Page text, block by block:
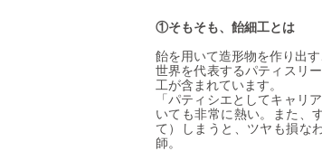
①そもそも、飴細工とは
飴を用いて造形物を作り出
世界を代表するパティスリ
工が含まれています。
「パティシエとしてキャリ
いても非常に熱い。また、
て）しまうと、ツヤも損な
師。